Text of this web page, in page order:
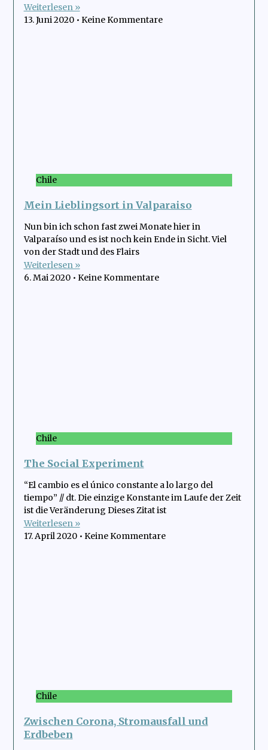
Weiterlesen »
13. Juni 2020
Keine Kommentare
Chile
Mein Lieblingsort in Valparaiso
Nun bin ich schon fast zwei Monate hier in
Valparaíso und es ist noch kein Ende in Sicht. Viel
von der Stadt und des Flairs
Weiterlesen »
6. Mai 2020
Keine Kommentare
Chile
The Social Experiment
“El cambio es el único constante a lo largo del
tiempo” // dt. Die einzige Konstante im Laufe der Zeit
ist die Veränderung Dieses Zitat ist
Weiterlesen »
17. April 2020
Keine Kommentare
Chile
Zwischen Corona, Stromausfall und
Erdbeben